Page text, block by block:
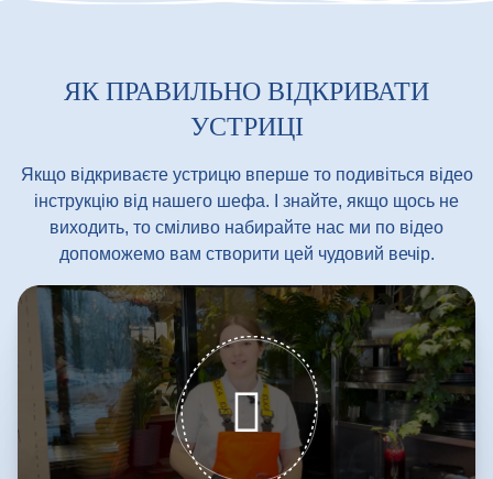
замовлення
ЯК ПРАВИЛЬНО ВІДКРИВАТИ
УСТРИЦІ
Якщо відкриваєте устрицю вперше то подивіться відео
інструкцію від нашего шефа. І знайте, якщо щось не
виходить, то сміливо набирайте нас ми по відео
допоможемо вам створити цей чудовий вечір.